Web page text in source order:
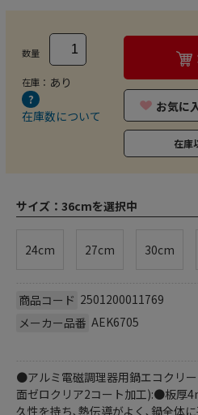
数量
在庫： あり
在庫数について
お気に
在庫
サイズ： 36cmを選択中
24cm 27cm 30cm
商品コード 2501200011769
メーカー品番 AEK6705
●アルミ電磁調理器用鍋エコクリ
面ゼロクリア2コート加工):●板厚
久性を持ち､熱伝導がよく､鍋全体